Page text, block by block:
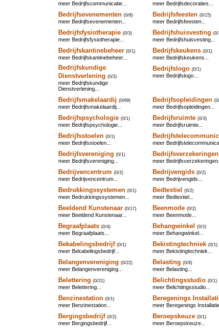
meer Bedrijfscommunicatie... meer Bedrijfsdecoraties...
Bedrijfsevenementen (0/8)
meer Bedrijfsevenementen...
Bedrijfsfeesten (0/15)
meer Bedrijfsfeesten...
Bedrijfsfysiotherapie (0/3)
meer Bedrijfsfysiotherapie...
Bedrijfshuisvesting (0/
meer Bedrijfshuisvesting...
Bedrijfskantinebeheer (0/1)
meer Bedrijfskantinebeheer...
Bedrijfskeukens (0/1)
meer Bedrijfskeukens...
Bedrijfskundige
Dienstverlening (0/2)
meer Bedrijfskundige
Dienstverlening...
Bedrijfslogo (0/1)
meer Bedrijfslogo...
Bedrijfsmakelaardij (0/69)
meer Bedrijfsmakelaardij...
Bedrijfsopleidingen
meer Bedrijfsopleidingen...
Bedrijfspsychologie (0/1)
meer Bedrijfspsychologie...
Bedrijfsruimte (0/3)
meer Bedrijfsruimte...
Bedrijfsstoelen (0/1)
meer Bedrijfsstoelen... meer
Bedrijfsvereniging (0/1)
meer Bedrijfsvereniging...
Bedrijfsverzekeringen
meer
Bedrijvencentrum (0/2)
meer Bedrijvencentrum...
Bedrijvengids (0/2)
meer Bedrijvengids...
Bedrukkingssystemen (0/1)
meer Bedrukkingssystemen...
Bedtextiel (0/2)
meer Bedtextiel...
Beeldend Kunstenaar (0/17)
meer Beeldend Kunstenaar...
Beenmode (0/2)
meer Beenmode...
Begraafplaats (0/4)
meer Begraafplaats...
Behangwinkel (0/2)
meer Behangwinkel...
Bekabelingsbedrijf (0/1)
meer Bekabelingsbedrijf...
Bekistingtechniek (0/1)
meer Bekistingtechniek...
Belangenvereniging (0/22)
meer Belangenvereniging...
Belasting (0/9)
meer Belasting...
Belettering (0/21)
meer Belettering...
Belichtingsstudio (0/1)
meer Belichtingsstudio...
Benzinestation (0/1)
meer Benzinestation...
Beregenings
meer Beregenings
Bergingsbedrijf (0/2)
meer Bergingsbedrijf...
Beroepskeuze (0/1)
meer Beroepskeuze...